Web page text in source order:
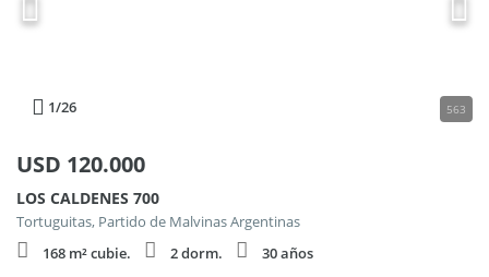
1/26 563
USD 120.000
LOS CALDENES 700
Tortuguitas, Partido de Malvinas Argentinas
168 m² cubie.
2 dorm.
30 años